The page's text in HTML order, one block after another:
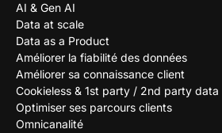
AI & Gen AI
Data at scale
Data as a Product
Améliorer la fiabilité des données
Améliorer sa connaissance client
Cookieless & 1st party / 2nd party data
Optimiser ses parcours clients
Omnicanalité